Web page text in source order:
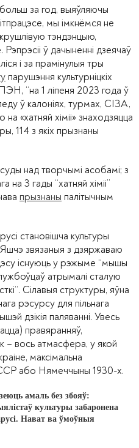
за год, выяўляючы
мы імкнёмся не
тэндэнцыю,
ў дачыненні дзеячаў
і за прамінулыя тры
парушэння культурніцкіх
“на 1 ліпеня 2023 года ў
ў калоніях, турмах, СІЗА,
«хатняй хіміі» знаходзяцца
114 з якіх прызнаны
над творчымі асобамі; з
на 3 гады “хатняй хіміі”
прызнаны палітычным
становішча культуры
звязаныя з дзяржаваю
існуюць у рэжыме “мышы
атрымалі сталую
Сілавыя структуры, яўна
рэсурсу для пільнага
дзікія паляванні. Увесь
правяранняў,
– вось атмасфера, у якой
максімальна
або Нямеччыны 1930-х.
амаль без збояў:
культуры забаронена
Нават ва ўмоўныя